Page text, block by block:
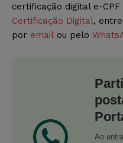
certificação digital e-
Certificação Digital,
por email ou pelo
Ao